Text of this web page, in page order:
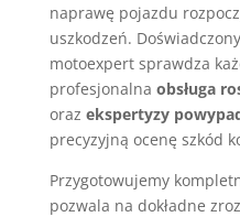
naprawę pojazdu
uszkodzeń.
motoexpert sprawdza
profesjonalna obsługa
oraz ekspertyzy
precyzyjną ocenę szkód
Przygotowujemy
pozwala na dokładne